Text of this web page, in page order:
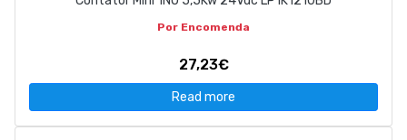
Por Encomenda
27,23€
Read more